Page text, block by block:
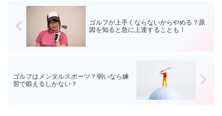
ゴルフが上手くならないからやめる？原
因を知ると急に上達することも！
ゴルフはメンタルスポーツ？弱いなら練
習で鍛えるしかない？